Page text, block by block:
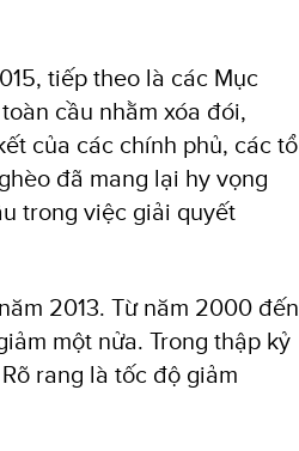
tiếp theo là các Mục
cầu nhằm xóa đói,
của các chính phủ, các tổ
đã mang lại hy vọng
trong việc giải quyết
2013. Từ năm 2000 đến
một nửa. Trong thập kỷ
rang là tốc độ giảm